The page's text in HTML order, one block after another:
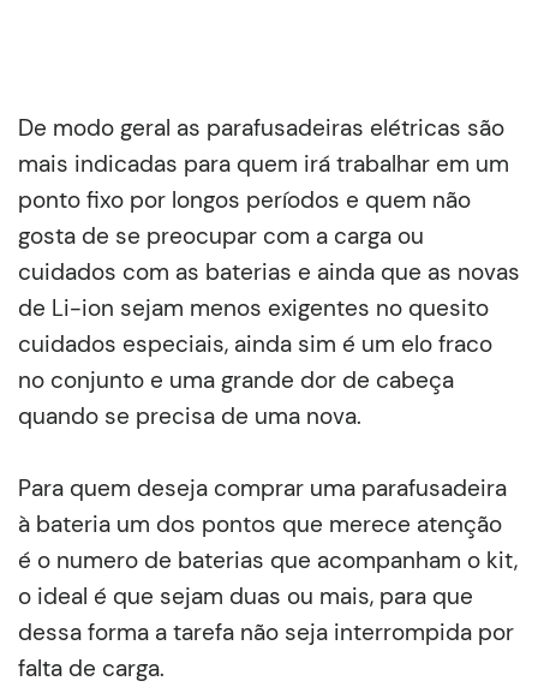
De modo geral as parafusadeiras elétricas são
mais indicadas para quem irá trabalhar em um
ponto fixo por longos períodos e quem não
gosta de se preocupar com a carga ou
cuidados com as baterias e ainda que as novas
de Li-ion sejam menos exigentes no quesito
cuidados especiais, ainda sim é um elo fraco
no conjunto e uma grande dor de cabeça
quando se precisa de uma nova.
Para quem deseja comprar uma parafusadeira
à bateria um dos pontos que merece atenção
é o numero de baterias que acompanham o kit,
o ideal é que sejam duas ou mais, para que
dessa forma a tarefa não seja interrompida por
falta de carga.